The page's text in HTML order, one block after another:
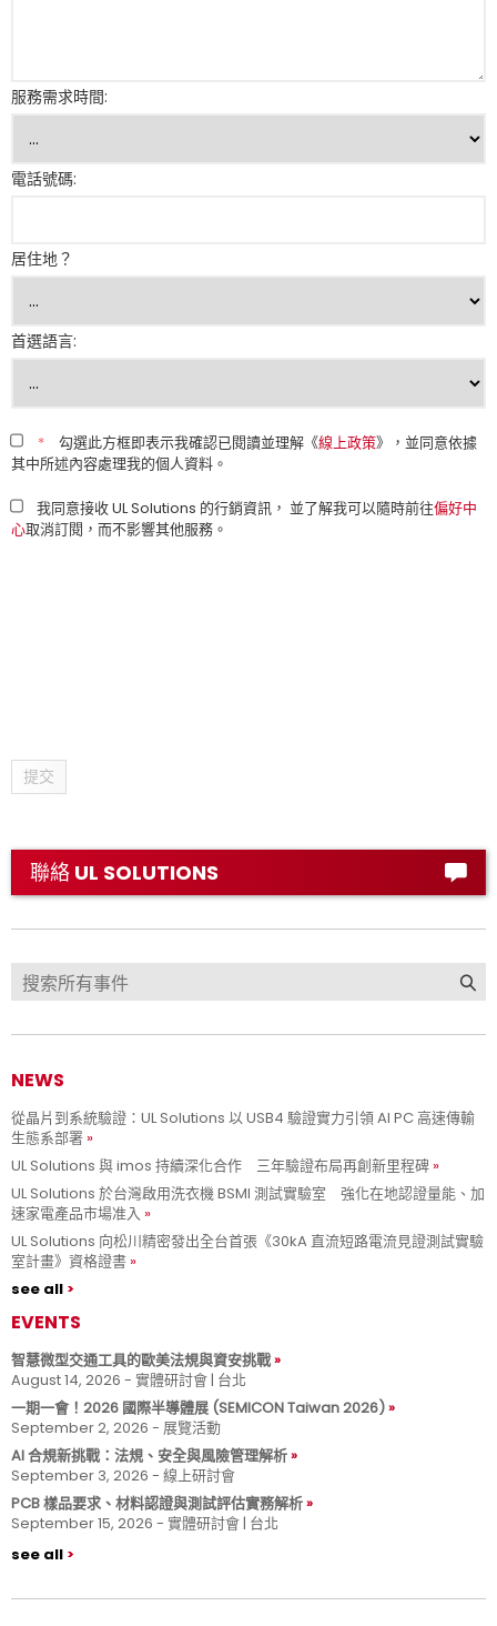
服務需求時間:
電話號碼:
居住地？
首選語言:
* 勾選此方框即表示我確認已閱讀並理解《線上政策》，並同意依據
其中所述內容處理我的個人資料。
我同意接收 UL Solutions 的行銷資訊， 並了解我可以隨時前往偏好中
心取消訂閱，而不影響其他服務。
提交
聯絡 UL SOLUTIONS
NEWS
從晶片到系統驗證：UL Solutions 以 USB4 驗證實力引領 AI PC 高速傳輸
生態系部署
UL Solutions 與 imos 持續深化合作 三年驗證布局再創新里程碑
UL Solutions 於台灣啟用洗衣機 BSMI 測試實驗室 強化在地認證量能、加
速家電產品市場准入
UL Solutions 向松川精密發出全台首張《30kA 直流短路電流見證測試實驗
室計畫》資格證書
see all
EVENTS
智慧微型交通工具的歐美法規與資安挑戰
August 14, 2026 - 實體研討會 | 台北
一期一會！2026 國際半導體展 (SEMICON Taiwan 2026)
September 2, 2026 - 展覽活動
AI 合規新挑戰：法規、安全與風險管理解析
September 3, 2026 - 線上研討會
PCB 樣品要求、材料認證與測試評估實務解析
September 15, 2026 - 實體研討會 | 台北
see all